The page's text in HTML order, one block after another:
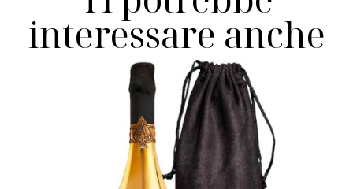
interessare anche